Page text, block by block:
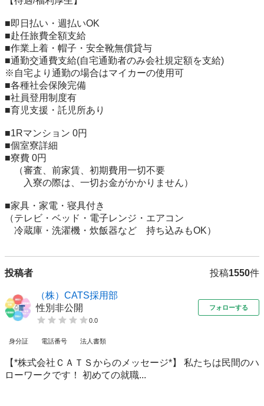
■即日払い・週払いOK
■赴任旅費全額支給
■作業上着・帽子・安全靴無償貸与
■通勤交通費支給(自宅通勤者のみ会社規定額を支給)
※自宅より通勤の場合はマイカーの使用可
■各種社会保険完備
■社員登用制度有
■育児支援・託児所あり
■1Rマンション 0円
■個室寮詳細
■寮費 0円
（審査、前家賃、初期費用一切不要
入寮の際は、一切お金がかかりません）
■家具・家電・寝具付き
（テレビ・ベッド・電子レンジ・エアコン
冷蔵庫・洗濯機・炊飯器など　持ち込みもOK）
投稿者 投稿1550件
（株）CATS採用部
性別非公開
0.0
フォローする
身分証 電話番号 法人書類
【*株式会社ＣＡＴＳからのメッセージ*】 私たちは民間のハ
ローワークです！ 初めての就職...